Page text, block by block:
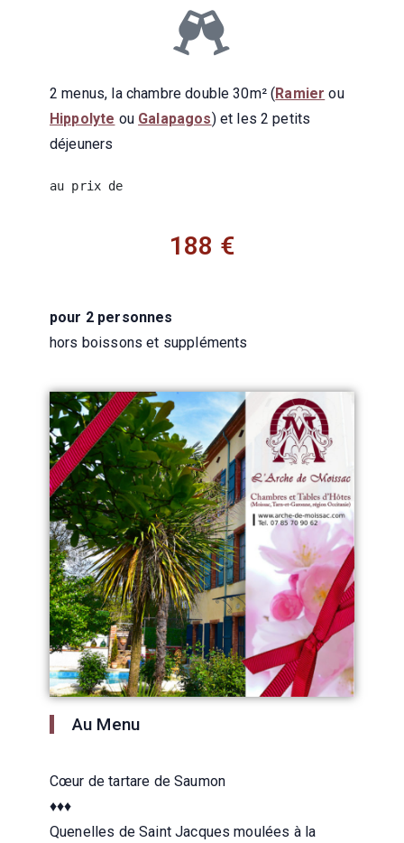
2 menus, la chambre double 30m² (Ramier ou
Hippolyte ou Galapagos) et les 2 petits
déjeuners
au prix de
188 €
pour 2 personnes
hors boissons et suppléments
Au Menu
Cœur de tartare de Saumon
♦♦♦
Quenelles de Saint Jacques moulées à la